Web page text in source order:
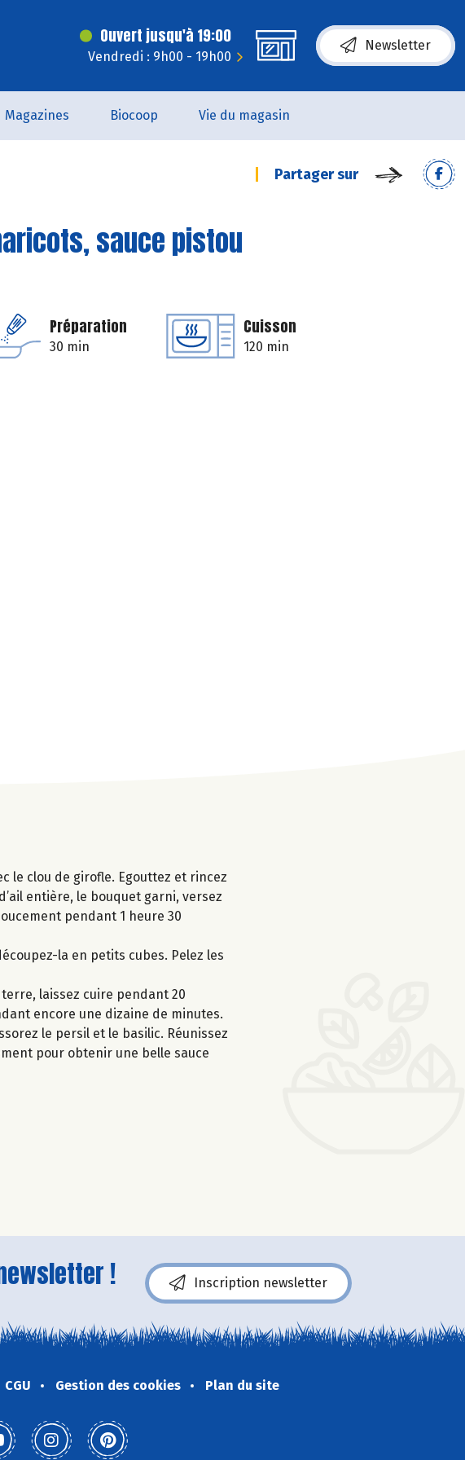
Ouvert jusqu'à 19:00
Vendredi : 9h00 - 19h00
Newsletter
Magazines Biocoop Vie du magasin
Partager sur
sauce pistou
Préparation
30 min
Cuisson
120 min
le clou de girofle. Egouttez et rincez
entière, le bouquet garni, versez
pendant 1 heure 30
la en petits cubes. Pelez les
laissez cuire pendant 20
encore une dizaine de minutes.
le persil et le basilic. Réunissez
pour obtenir une belle sauce
! Inscription newsletter
CGU Gestion des cookies Plan du site